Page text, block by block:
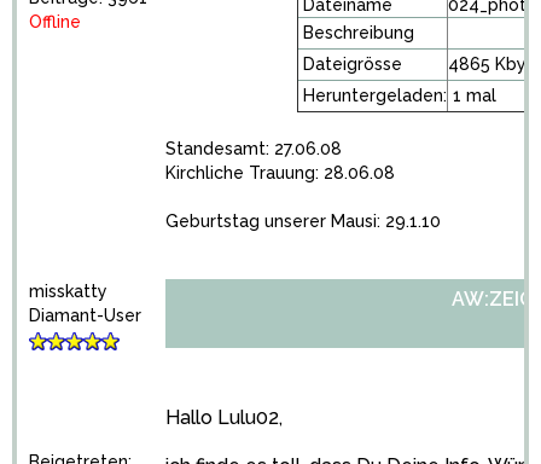
Offline
Dateiname
024_photo
Beschreibung
Dateigrösse
4865
Heruntergeladen: 1 mal
Standesamt: 27.06.08
Kirchliche Trauung: 28.06.08
Geburtstag unserer Mausi: 29.1.10
misskatty
Diamant-User
Hallo Lulu02,